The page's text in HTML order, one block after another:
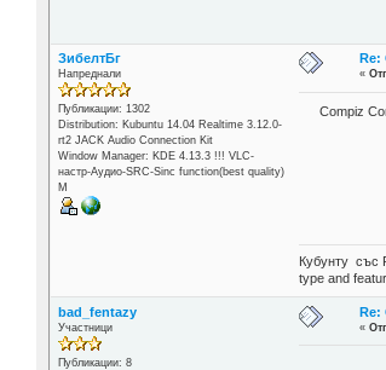
ЗибелтБг
Напреднали
Публикации: 1302
Distribution: Kubuntu 14.04 Realtime 3.12.0-
rt2 JACK Audio Connection Kit
Window Manager: KDE 4.13.3 !!! VLC-
настр-Аудио-SRC-Sinc function(best quality)
М
Re:
«
Compiz
Кубунту със
type and
bad_fentazy
Участници
Публикации: 8
Re:
«